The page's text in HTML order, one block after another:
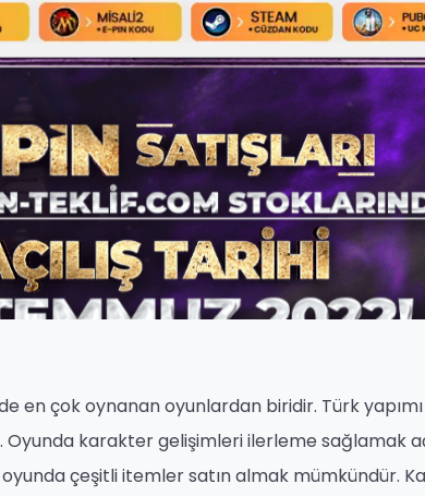
en çok oynanan oyunlardan biridir. Türk
karakter gelişimleri ilerleme sağlamak
oyunda çeşitli itemler satın almak mümkündür.